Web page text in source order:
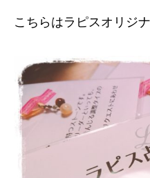
こちらはラピスオリジ